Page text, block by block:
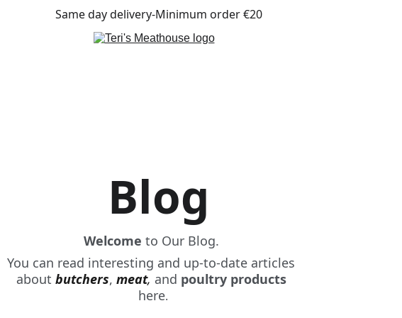
Same day delivery-Minimum order €20
Blog
Welcome to Our Blog.
You can read interesting and up-to-date articles
about butchers, meat, and poultry products
here.